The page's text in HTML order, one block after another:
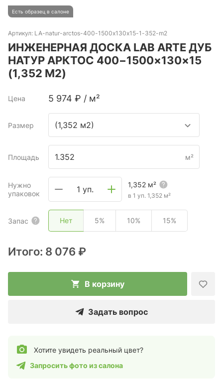
Есть образец в салоне
Артикул: LA-natur-arctos-400-1500x130x15-1-352-m2
ИНЖЕНЕРНАЯ ДОСКА LAB ARTE ДУБ
НАТУР АРКТОС 400−1500×130×15
(1,352 М2)
Цена 5 974 ₽ / м²
Размер (1,352 м2)
Площадь м²
Нужно
упаковок
1 уп. 1,352 м²
в 1 уп. 1,352 м²
Запас Нет 5% 10% 15%
Итого: 8 076 ₽
В корзину
Задать вопрос
Хотите увидеть реальный цвет?
Запросить фото из салона